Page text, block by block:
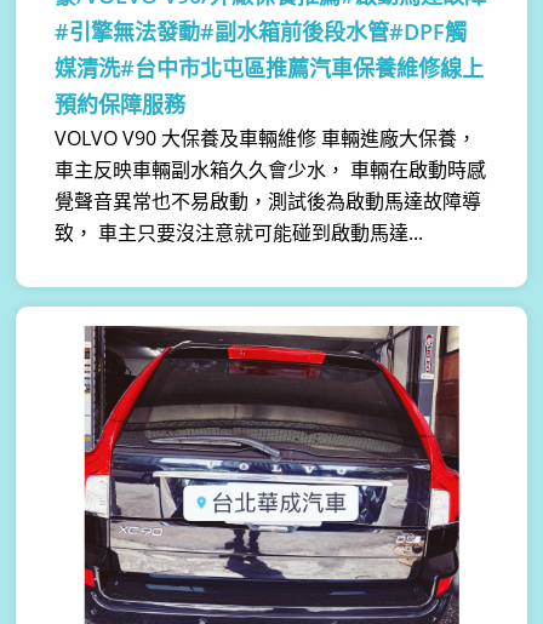
#引擎無法發動#副水箱前後段水管#DPF觸
媒清洗#台中市北屯區推薦汽車保養維修線上
預約保障服務
VOLVO V90 大保養及車輛維修 車輛進廠大保養，
車主反映車輛副水箱久久會少水， 車輛在啟動時感
覺聲音異常也不易啟動，測試後為啟動馬達故障導
致， 車主只要沒注意就可能碰到啟動馬達...